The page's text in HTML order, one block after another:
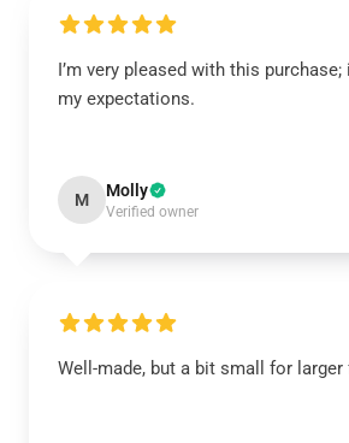
I’m very pleased with this
my expectations.
M Molly
Verified owner
Well-made, but a bit small for larger